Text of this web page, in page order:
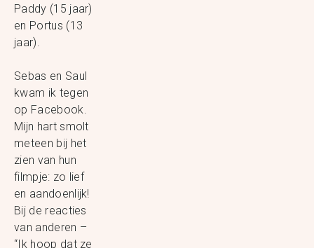
Paddy (15 jaar)
en Portus (13
jaar).
Sebas en Saul
kwam ik tegen
op Facebook.
Mijn hart smolt
meteen bij het
zien van hun
filmpje: zo lief
en aandoenlijk!
Bij de reacties
van anderen –
“Ik hoop dat ze